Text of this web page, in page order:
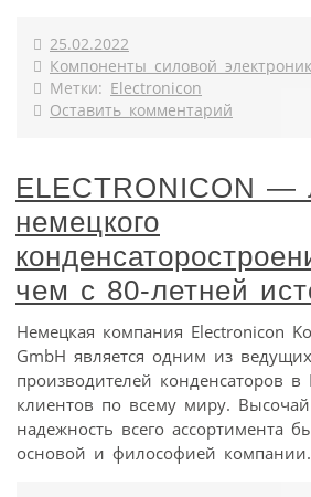
25.02.2022
Компоненты силовой
Метки: Electronicon
Оставить комментарий
ELECTRONICON —
немецкого
чем с 80-летней
Немецкая компания Electronicon
GmbH является одним из ведущих
производителей конденсаторов в
клиентов по всему миру.
надежность всего ассортимента
основой и философией компании.